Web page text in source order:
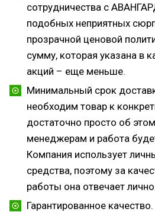
сотрудничества с
подобных неприятных
прозрачной ценовой
сумму, которая указана в
акций – еще меньше.
Минимальный срок
необходим товар к
достаточно просто об
менеджерам и работа
Компания использует
средства, поэтому за
работы она отвечает лично.
Гарантированное